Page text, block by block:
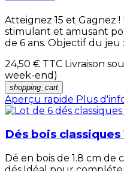
Atteignez 15 et Gagnez
stimulant et amusant
de 6 ans. Objectif du jeu
24,50 € TTC Livraison
week-end)
shopping_cart
Aperçu rapide Plus
Dés bois
Dé en bois de 1.8 cm de